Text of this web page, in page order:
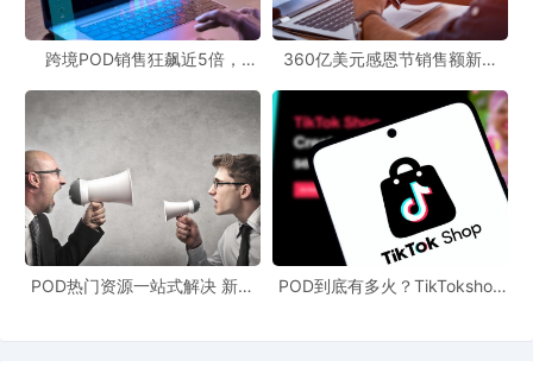
跨境POD销售狂飙近5倍，
360亿美元感恩节销售额新纪
新风潮！
POD热门资源一站式解决 新手
POD到底有多火？TikTokshop